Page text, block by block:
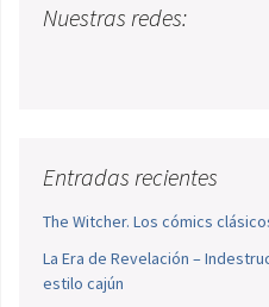
Nuestras redes:
Entradas recientes
The Witcher. Los cómics
La Era de Revelación –
estilo cajún